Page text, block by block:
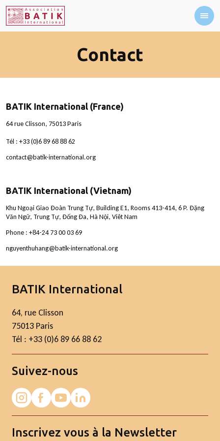
Contact
BATIK International (France)
64 rue Clisson, 75013 Paris
Tél : +33 (0)6 89 68 88 62
contact@batik-international.org
BATIK International (Vietnam)
Khu Ngoại Giao Đoàn Trung Tự, Building E1, Rooms 413-414, 6 P. Đặng
Văn Ngữ, Trung Tự, Đống Đa, Hà Nội, Viêt Nam
Phone : +84-24 73 00 03 69
nguyenthuhang@batik-international.org
BATIK International
64, rue Clisson
75013 Paris
Tél : +33 (0)6 89 66 88 62
Suivez-nous
Inscrivez vous à la Newsletter